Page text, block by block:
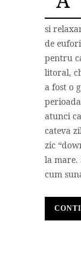
si
de
pentru
litoral,
a fost o
atunci
cateva
zic
la mare.
cum